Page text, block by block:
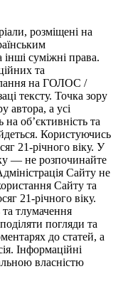
розміщені на
суміжні права.
та
на ГОЛОС /
тексту. Точка зору
автора, а усі
об’єктивність та
Користуючись
21-річного віку. У
— не розпочинайте
Сайту не
Сайту та
21-річного віку.
та тлумачення
погляди та
до статей, а
Інформаційні
власністю